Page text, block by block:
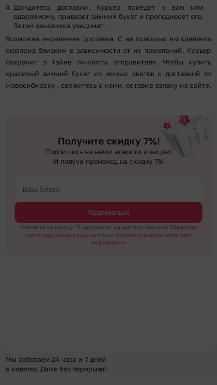
Дождитесь доставки. Курьер приедет к вам или
одаряемому, привезет зимний букет и преподнесет его.
Затем заказчика уведомят.
Возможна анонимная доставка. С ее помощью вы сделаете
сюрприз близким в зависимости от их пожеланий. Курьер
сохранит в тайне личность отправителя. Чтобы купить
красивый зимний букет из живых цветов с доставкой по
Новосибирску , свяжитесь с нами, оставив заявку на сайте.
Получите скидку 7%!
Подпишись на наши новости и акции!
И получи промокод на скидку 7%
Подписаться
*Нажимая на кнопку "Подписаться" вы даёте согласие на Обработку
своих персональных данных и на Получение рекламной и иной
информации.
Мы работаем 24 часа и 7 дней
в неделю. Даже без перерыва!